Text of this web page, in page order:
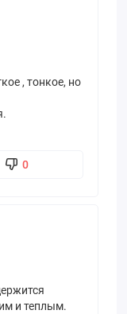
, тонкое, но
0
и теплым.